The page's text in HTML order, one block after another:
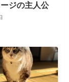
ジの主人公